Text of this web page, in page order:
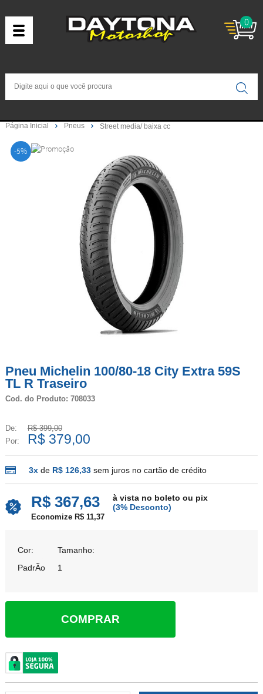
0
Página Inicial Pneus Street media/ baixa cc
-5%
Pneu Michelin 100/80-18 City Extra 59S
TL R Traseiro
Cod. do Produto: 708033
De:
R$ 399,00
Por:
R$ 379,00
3xde R$ 126,33 sem juros no cartão de crédito
R$ 367,63
à vista no boleto ou pix
(3% Desconto)
Economize R$ 11,37
Cor:
PadrÃo
Tamanho:
1
COMPRAR